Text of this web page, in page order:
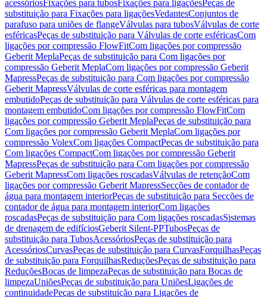
acessóriosFixações para tubosFixações para ligaçõesPeças de
substituição para Fixações para ligaçõesVedantesConjuntos de
parafuso para uniões de flangeVálvulas para tubosVálvulas de corte
esféricasPeças de substituição para Válvulas de corte esféricasCom
ligações por compressão FlowFitCom ligações por compressão
Geberit MeplaPeças de substituição para Com ligações por
compressão Geberit MeplaCom ligações por compressão Geberit
MapressPeças de substituição para Com ligações por compressão
Geberit MapressVálvulas de corte esféricas para montagem
embutidoPeças de substituição para Válvulas de corte esféricas para
montagem embutidoCom ligações por compressão FlowFitCom
ligações por compressão Geberit MeplaPeças de substituição para
Com ligações por compressão Geberit MeplaCom ligações por
compressão VolexCom ligações CompactPeças de substituição para
Com ligações CompactCom ligações por compressão Geberit
MapressPeças de substituição para Com ligações por compressão
Geberit MapressCom ligações roscadasVálvulas de retençãoCom
ligações por compressão Geberit MapressSecções de contador de
água para montagem interiorPeças de substituição para Secções de
contador de água para montagem interiorCom ligações
roscadasPeças de substituição para Com ligações roscadasSistemas
de drenagem de edifíciosGeberit Silent-PPTubosPeças de
substituição para TubosAcessóriosPeças de substituição para
AcessóriosCurvasPeças de substituição para CurvasForquilhasPeças
de substituição para ForquilhasReduçõesPeças de substituição para
ReduçõesBocas de limpezaPeças de substituição para Bocas de
limpezaUniõesPeças de substituição para UniõesLigações de
continuidadePeças de substituição para Ligações de